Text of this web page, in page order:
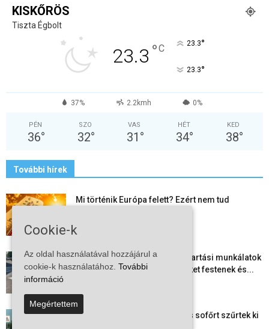
KISKŐRÖS
Tiszta Égbolt
23.3 °C 23.3°
23.3°
37% 2.2kmh 0%
PÉN
36°
SZO
32°
VAS
31 °
HÉT
34°
KED
38°
További hírek
Mi történik Európa felett? Ezért nem tud
Folyamatosak a nyári karbantartási munkálatok
Kiskőrösön – útburkolati jeleket festenek és...
Több száz gyorshajtót és ittas sofőrt szűrtek ki
Cookie-k
Az oldal használatával hozzájárul a
cookie-k használatához. További
információ
Megértettem